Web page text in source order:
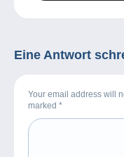
Eine Antwort
Your email address will
marked *